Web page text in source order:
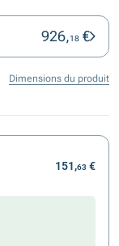
926,18 €
Dimensions du produit
151,63 €